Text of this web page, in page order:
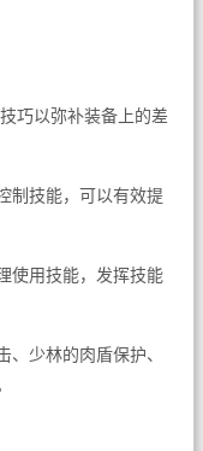
巧以弥补装备上的差
制技能，可以有效提
使用技能，发挥技能
少林的肉盾保护、